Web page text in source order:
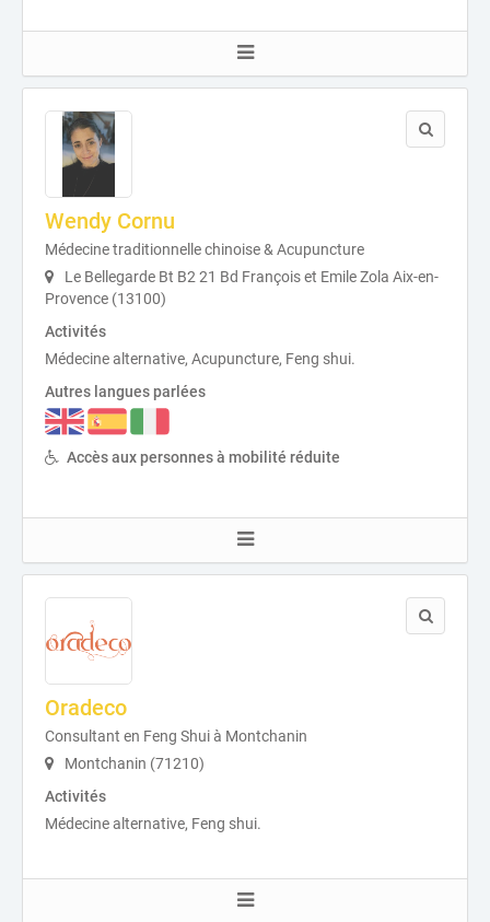
Wendy Cornu
Médecine traditionnelle chinoise & Acupuncture
Le Bellegarde Bt B2 21 Bd François et Emile Zola Aix-en-
Provence (13100)
Activités
Médecine alternative, Acupuncture, Feng shui.
Autres langues parlées
Accès aux personnes à mobilité réduite
Oradeco
Consultant en Feng Shui à Montchanin
Montchanin (71210)
Activités
Médecine alternative, Feng shui.